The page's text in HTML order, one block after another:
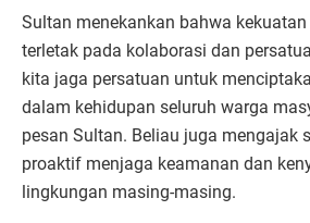
Sultan menekankan bahwa
terletak pada kolaborasi dan
kita jaga persatuan untuk
dalam kehidupan seluruh warga
pesan Sultan. Beliau juga mengajak
proaktif menjaga keamanan dan
lingkungan masing-masing.